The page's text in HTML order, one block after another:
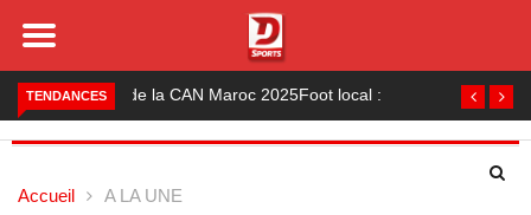
TENDANCES Foot local : les lauréats de la saison 2024-2025
Accueil A LA UNE